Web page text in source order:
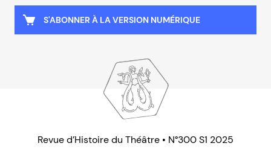
S'ABONNER À LA VERSION NUMÉRIQUE
Revue d’Histoire du Théâtre • N°300 S1 2025